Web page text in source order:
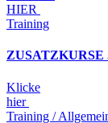
HIER
Training
Klicke
hier
Training /